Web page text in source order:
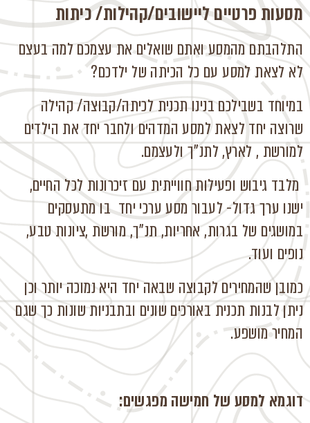
מסעות פרטיים ליישובים/קהילות/ כיתות
התלהבתם מהמסע ואתם שואלים את עצמכם למה בעצם
לא לצאת למסע עם כל הכיתה של ילדכם?
במיוחד בשבילכם בנינו תכנית לכיתה/קבוצה/ קהילה
שרוצה יחד לצאת למסע המדהים ולחבר יחד את הילדים
למורשת , לארץ, לתנ"ך ולעצמם.
מלבד גיבוש ופעילות חווייתית עם זיכרונות לכל החיים,
ישנו ערך גדול- לעבור מסע ערכי יחד בו מתעסקים
במושגים של בגרות, אחריות, תנ"ך, מורשת ,ציונות טבע,
נופים ועוד.
כמובן שהמחירים לקבוצה שבאה יחד היא נמוכה יותר וכן
ניתן לבנות תכנית באורכים שונים ובתבניות שונות כך שגם
המחיר מושפע.
דוגמא למסע של חמישה מפגשים: